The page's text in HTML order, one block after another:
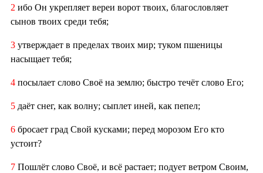
2 ибо Он укрепляет вереи ворот твоих, благословляет
сынов твоих среди тебя;
3 утверждает в пределах твоих мир; туком пшеницы
насыщает тебя;
4 посылает слово Своё на землю; быстро течёт слово Его;
5 даёт снег, как волну; сыплет иней, как пепел;
6 бросает град Свой кусками; перед морозом Его кто
устоит?
7 Пошлёт слово Своё, и всё растает; подует ветром Своим,